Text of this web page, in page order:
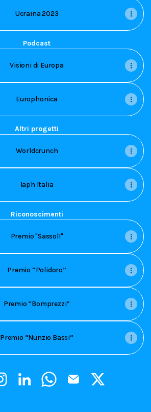
Ucraina 2023
Podcast
Visioni di Europa
Europhonica
Altri progetti
Worldcrunch
Iaph Italia
Riconoscimenti
Premio "SassolI"
Premio “Polidoro”
Premio “Bomprezzi”
Premio “Nunzio Bassi”